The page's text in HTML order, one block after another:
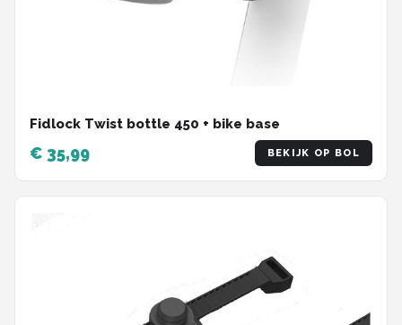
Fidlock Twist bottle 450 + bike base
€ 35,99 BEKIJK OP BOL